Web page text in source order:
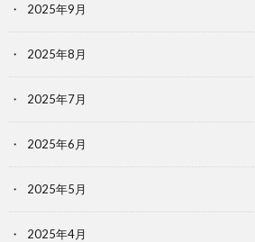
2025年9月
2025年8月
2025年7月
2025年6月
2025年5月
2025年4月